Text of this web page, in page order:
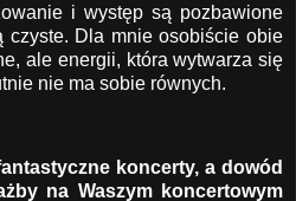
i występ są pozbawione
czyste. Dla mnie osobiście obie
ale energii, która wytwarza się
nie ma sobie równych.
koncerty, a dowód
na Waszym koncertowym